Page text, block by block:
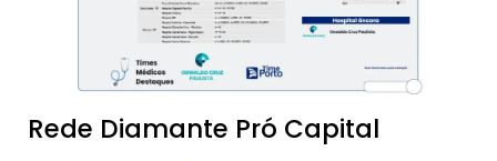
Rede Diamante Pró Capital